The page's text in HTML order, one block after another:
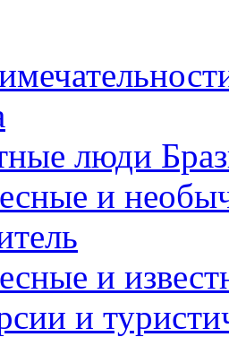
люди
и
и
и